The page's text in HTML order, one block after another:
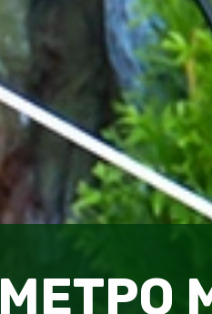
МЕТРО